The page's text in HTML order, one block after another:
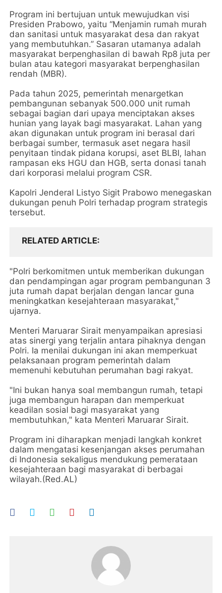
Program ini bertujuan untuk mewujudkan visi
Presiden Prabowo, yaitu “Menjamin rumah murah
dan sanitasi untuk masyarakat desa dan rakyat
yang membutuhkan.” Sasaran utamanya adalah
masyarakat berpenghasilan di bawah Rp8 juta per
bulan atau kategori masyarakat berpenghasilan
rendah (MBR).
Pada tahun 2025, pemerintah menargetkan
pembangunan sebanyak 500.000 unit rumah
sebagai bagian dari upaya menciptakan akses
hunian yang layak bagi masyarakat. Lahan yang
akan digunakan untuk program ini berasal dari
berbagai sumber, termasuk aset negara hasil
penyitaan tindak pidana korupsi, aset BLBI, lahan
rampasan eks HGU dan HGB, serta donasi tanah
dari korporasi melalui program CSR.
Kapolri Jenderal Listyo Sigit Prabowo menegaskan
dukungan penuh Polri terhadap program strategis
tersebut.
RELATED ARTICLE
"Polri berkomitmen untuk memberikan dukungan
dan pendampingan agar program pembangunan 3
juta rumah dapat berjalan dengan lancar guna
meningkatkan kesejahteraan masyarakat,"
ujarnya.
Menteri Maruarar Sirait menyampaikan apresiasi
atas sinergi yang terjalin antara pihaknya dengan
Polri. Ia menilai dukungan ini akan memperkuat
pelaksanaan program pemerintah dalam
memenuhi kebutuhan perumahan bagi rakyat.
"Ini bukan hanya soal membangun rumah, tetapi
juga membangun harapan dan memperkuat
keadilan sosial bagi masyarakat yang
membutuhkan," kata Menteri Maruarar Sirait.
Program ini diharapkan menjadi langkah konkret
dalam mengatasi kesenjangan akses perumahan
di Indonesia sekaligus mendukung pemerataan
kesejahteraan bagi masyarakat di berbagai
wilayah.(Red.AL)